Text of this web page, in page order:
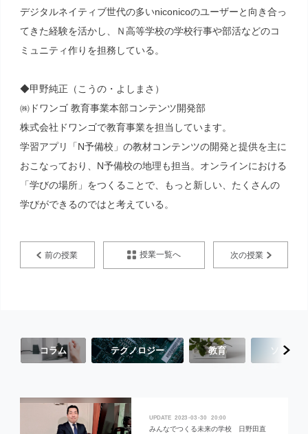
デジタルネイティブ世代の多いniconicoのユーザーと向き合っ
てきた経験を活かし、Ｎ高等学校の学校行事や部活などのコ
ミュニティ作りを担務している。
◆甲野純正（こうの・よしまさ）
㈱ドワンゴ 教育事業本部コンテンツ開発部
株式会社ドワンゴで教育事業を担当しています。
学習アプリ「N予備校」の教材コンテンツの開発と提供を主に
おこなっており、N予備校の地理も担当。オンラインにおける
「学びの場所」をつくることで、もっと新しい、たくさんの
学びができるのではと考えている。
前の授業 授業一覧へ 次の授業
コラム テクノロジー 教育 ソーシャ
2023 03 30 20:00
みんなでつくる未来の学校 日野田直